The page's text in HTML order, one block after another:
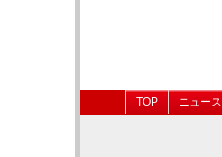
TOP ニュース